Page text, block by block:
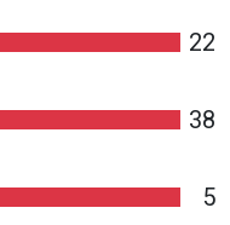
22
38
5